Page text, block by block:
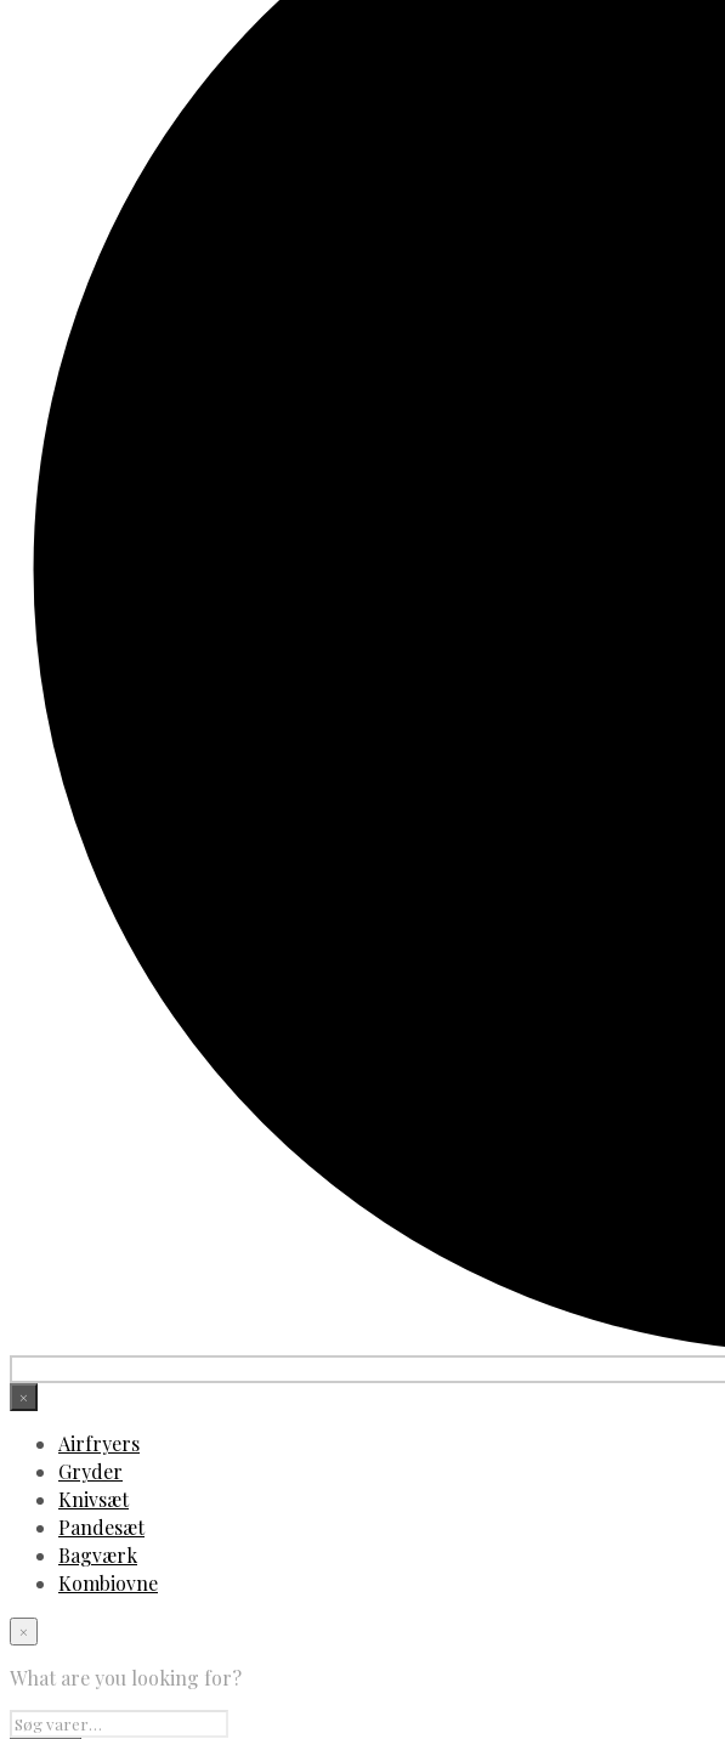
×
Airfryers
Gryder
Knivsæt
Pandesæt
Bagværk
Kombiovne
×
What are you looking for?